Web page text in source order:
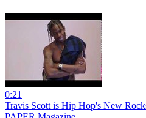
0:21
Travis Scott is Hip Hop's New